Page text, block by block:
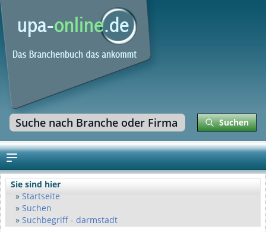
Suchen
Sie sind hier
Startseite
Suchen
Suchbegriff - darmstadt